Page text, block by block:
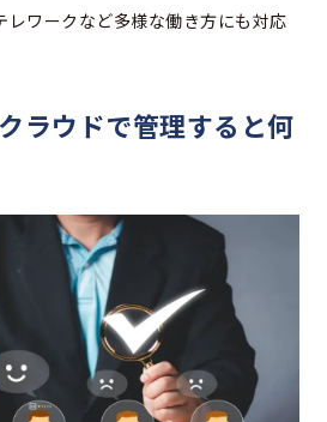
レワークなど多様な働き方にも対応
ラウドで管理すると何